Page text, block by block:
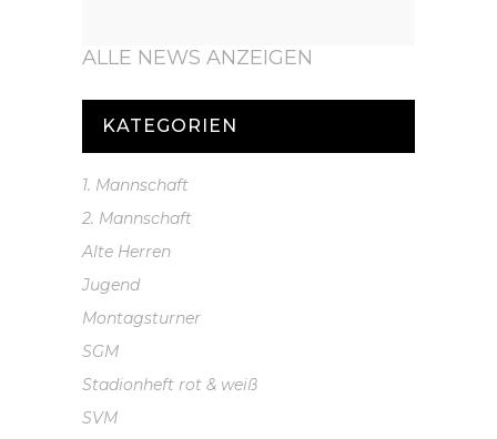
ALLE NEWS ANZEIGEN
KATEGORIEN
1. Mannschaft
2. Mannschaft
Alte Herren
Jugend
Montagsturner
SGM
Stadionheft rot & weiß
SVM